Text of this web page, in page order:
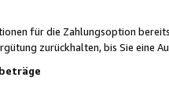
für die Zahlungsoption
zurückhalten, bis Sie